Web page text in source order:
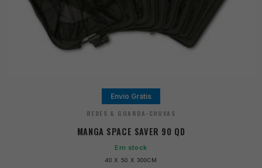
Envio Grátis
REDES & GUARDA-CHUVAS
MANGA SPACE SAVER 90 QD
Em stock
40 X 50 X 300CM